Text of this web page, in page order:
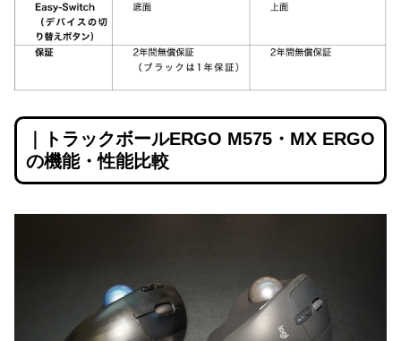
｜トラックボールERGO M575・MX ERGO
の機能・性能比較